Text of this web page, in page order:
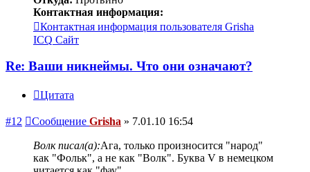
Контактная информация:
Контактная информация пользователя Grisha
ICQ Сайт
Re: Ваши никнеймы. Что они означают?
Цитата
#12 Сообщение Grisha » 7.01.10 16:54
Волк писал(а):Ага, только произносится "народ"
как "Фольк", а не как "Волк". Буква V в немецком